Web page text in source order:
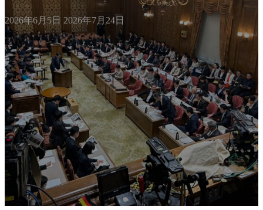
2026年6月5日 最
終
更
新
日
:
2026年7月24日